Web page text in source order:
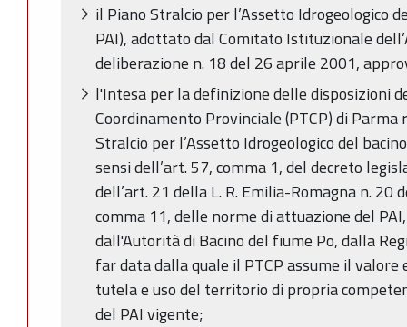
il Piano Stralcio per l’Assetto Idrogeologico
PAI), adottato dal Comitato Istituzionale
deliberazione n. 18 del 26 aprile 2001,
l'Intesa per la definizione delle disposizioni
Coordinamento Provinciale (PTCP) di
Stralcio per l’Assetto Idrogeologico del
sensi dell’art. 57, comma 1, del decreto
dell’art. 21 della L. R. Emilia-Romagna n. 20
comma 11, delle norme di attuazione del
dall'Autorità di Bacino del fiume Po, dalla
far data dalla quale il PTCP assume il
tutela e uso del territorio di propria
del PAI vigente;